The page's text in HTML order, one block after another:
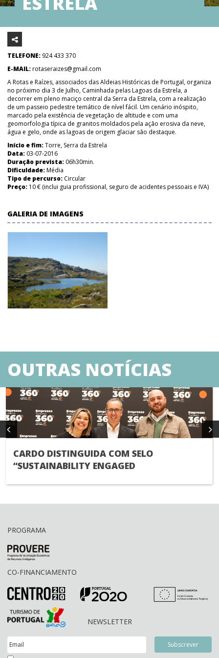
TELEFONE: 924 433 370
E-MAIL:rotaseraizes@gmail.com
A Rotas e Raízes, associados das Aldeias Históricas de Portugal, organiza
no próximo dia 3 de Julho, Caminhada pelas Lagoas da Estrela, a
decorrer em pleno maciço central da Serra da Estrela, com a realização
de um passeio pedestre temático de nível fácil. Um cenário inóspito,
marcado pela existência de vegetação de altitude e com uma
geomorfologia típica de granitos moldados pela ação erosiva da neve,
água e gelo, onde as lagoas de origem glaciar são destaque.
Início e fim:Torre, Serra da Estrela
Data: 03-07-2016
Duração prevista: 06h30min.
Dificuldade:Média
Tipo de percurso: Circular
Preço: 10 € (inclui guia profissional, seguro de acidentes pessoais e IVA)
GALERIA DE IMAGENS
OUTRAS NOTÍCIAS
CARDO DISTINGUIDA COM SELO
“SUSTAINABILITY ENGAGED
PROGRAMA
CO-FINANCIAMENTO
NEWSLETTER